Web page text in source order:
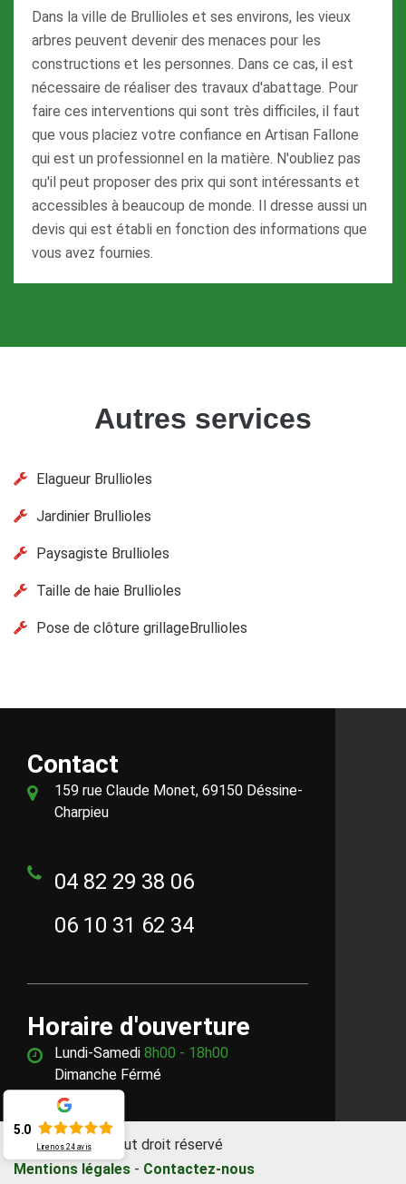
Dans la ville de Brullioles et ses environs, les vieux
arbres peuvent devenir des menaces pour les
constructions et les personnes. Dans ce cas, il est
nécessaire de réaliser des travaux d'abattage. Pour
faire ces interventions qui sont très difficiles, il faut
que vous placiez votre confiance en Artisan Fallone
qui est un professionnel en la matière. N'oubliez pas
qu'il peut proposer des prix qui sont intéressants et
accessibles à beaucoup de monde. Il dresse aussi un
devis qui est établi en fonction des informations que
vous avez fournies.
Autres services
Elagueur Brullioles
Jardinier Brullioles
Paysagiste Brullioles
Taille de haie Brullioles
Pose de clôture grillageBrullioles
Contact
159 rue Claude Monet, 69150 Déssine-
Charpieu
04 82 29 38 06
06 10 31 62 34
Horaire d'ouverture
Lundi-Samedi 8h00 - 18h00
Dimanche Férmé
©2018 - 2026 Tout droit réservé
Mentions légales - Contactez-nous
5.0
Lire nos 24avis